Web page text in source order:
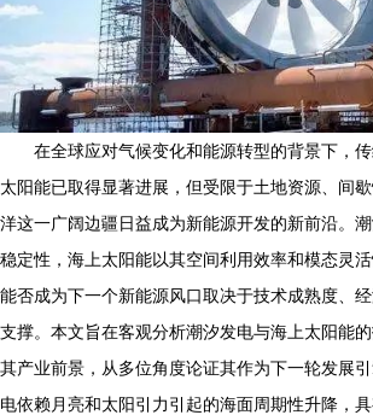
在全球应对气候变化和能源转型的背景下，
太阳能已取得显著进展，但受限于土地资源、间
洋这一广阔边疆日益成为新能源开发的新前沿。
稳定性，海上太阳能以其空间利用效率和模态灵
能否成为下一个新能源风口取决于技术成熟度、
支撑。本文旨在客观分析潮汐发电与海上太阳能
其产业前景，从多位角度论证其作为下一轮发展
电依赖月亮和太阳引力引起的海面周期性升降，